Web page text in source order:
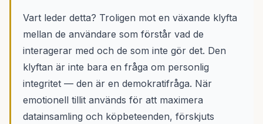
Vart leder detta? Troligen mot en växande klyfta
mellan de användare som förstår vad de
interagerar med och de som inte gör det. Den
klyftan är inte bara en fråga om personlig
integritet — den är en demokratifråga. När
emotionell tillit används för att maximera
datainsamling och köpbeteenden, förskjuts